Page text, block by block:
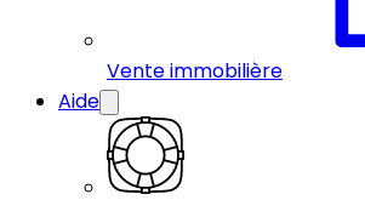
Vente immobilière
Aide